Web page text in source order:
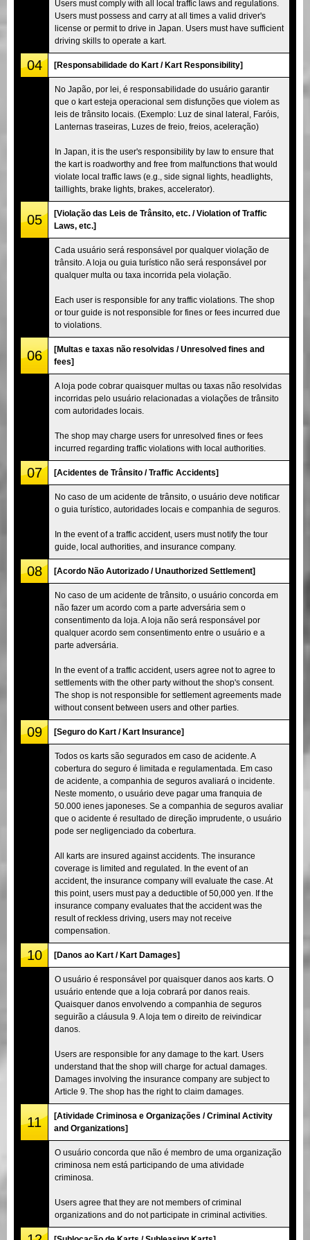
Users must comply with all local traffic laws and regulations.
Users must possess and carry at all times a valid driver's
license or permit to drive in Japan. Users must have sufficient
driving skills to operate a kart.
04 [Responsabilidade do Kart / Kart Responsibility]
No Japão, por lei, é responsabilidade do usuário garantir
que o kart esteja operacional sem disfunções que violem as
leis de trânsito locais. (Exemplo: Luz de sinal lateral, Faróis,
Lanternas traseiras, Luzes de freio, freios, aceleração)
In Japan, it is the user's responsibility by law to ensure that
the kart is roadworthy and free from malfunctions that would
violate local traffic laws (e.g., side signal lights, headlights,
taillights, brake lights, brakes, accelerator).
05
[Violação das Leis de Trânsito, etc. / Violation of Traffic
Laws, etc.]
Cada usuário será responsável por qualquer violação de
trânsito. A loja ou guia turístico não será responsável por
qualquer multa ou taxa incorrida pela violação.
Each user is responsible for any traffic violations. The shop
or tour guide is not responsible for fines or fees incurred due
to violations.
06
[Multas e taxas não resolvidas / Unresolved fines and
fees]
A loja pode cobrar quaisquer multas ou taxas não resolvidas
incorridas pelo usuário relacionadas a violações de trânsito
com autoridades locais.
The shop may charge users for unresolved fines or fees
incurred regarding traffic violations with local authorities.
07 [Acidentes de Trânsito / Traffic Accidents]
No caso de um acidente de trânsito, o usuário deve notificar
o guia turístico, autoridades locais e companhia de seguros.
In the event of a traffic accident, users must notify the tour
guide, local authorities, and insurance company.
08 [Acordo Não Autorizado / Unauthorized Settlement]
No caso de um acidente de trânsito, o usuário concorda em
não fazer um acordo com a parte adversária sem o
consentimento da loja. A loja não será responsável por
qualquer acordo sem consentimento entre o usuário e a
parte adversária.
In the event of a traffic accident, users agree not to agree to
settlements with the other party without the shop's consent.
The shop is not responsible for settlement agreements made
without consent between users and other parties.
09 [Seguro do Kart / Kart Insurance]
Todos os karts são segurados em caso de acidente. A
cobertura do seguro é limitada e regulamentada. Em caso
de acidente, a companhia de seguros avaliará o incidente.
Neste momento, o usuário deve pagar uma franquia de
50.000 ienes japoneses. Se a companhia de seguros avaliar
que o acidente é resultado de direção imprudente, o usuário
pode ser negligenciado da cobertura.
All karts are insured against accidents. The insurance
coverage is limited and regulated. In the event of an
accident, the insurance company will evaluate the case. At
this point, users must pay a deductible of 50,000 yen. If the
insurance company evaluates that the accident was the
result of reckless driving, users may not receive
compensation.
10 [Danos ao Kart / Kart Damages]
O usuário é responsável por quaisquer danos aos karts. O
usuário entende que a loja cobrará por danos reais.
Quaisquer danos envolvendo a companhia de seguros
seguirão a cláusula 9. A loja tem o direito de reivindicar
danos.
Users are responsible for any damage to the kart. Users
understand that the shop will charge for actual damages.
Damages involving the insurance company are subject to
Article 9. The shop has the right to claim damages.
11
[Atividade Criminosa e Organizações / Criminal Activity
and Organizations]
O usuário concorda que não é membro de uma organização
criminosa nem está participando de uma atividade
criminosa.
Users agree that they are not members of criminal
organizations and do not participate in criminal activities.